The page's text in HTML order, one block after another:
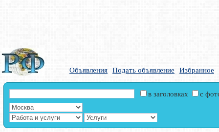
Объявления Подать объявление Избранное
в заголовках с